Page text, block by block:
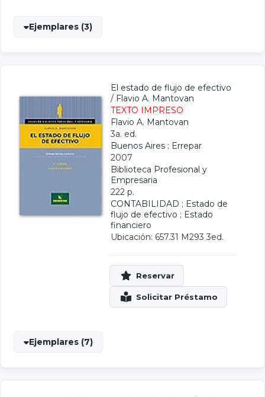
Ejemplares (3)
El estado de flujo de efectivo
/ Flavio A. Mantovan
TEXTO IMPRESO
Flavio A. Mantovan
3a. ed.
Buenos Aires : Errepar
2007
Biblioteca Profesional y
Empresaria
222 p.
CONTABILIDAD ; Estado de
flujo de efectivo ; Estado
financiero
Ubicación: 657.31 M293 3ed.
Ejemplares (7)